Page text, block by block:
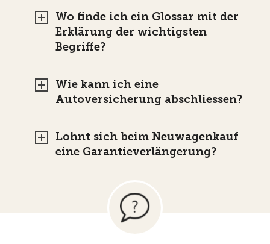
Wo finde ich ein Glossar mit der
Erklärung der wichtigsten
Begriffe?
Wie kann ich eine
Autoversicherung abschliessen?
Lohnt sich beim Neuwagenkauf
eine Garantieverlängerung?